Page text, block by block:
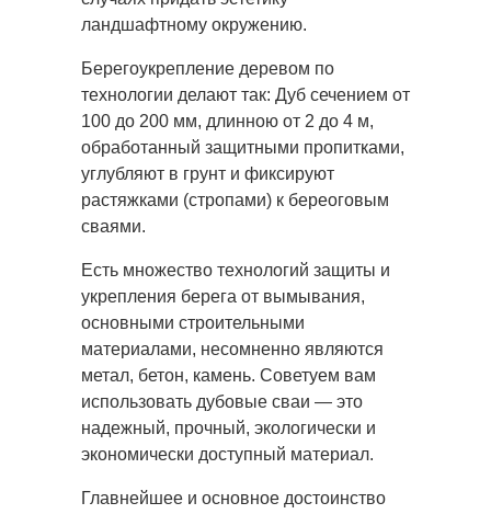
ландшафтному окружению.
Берегоукрепление деревом по
технологии делают так: Дуб сечением от
100 до 200 мм, длинною от 2 до 4 м,
обработанный защитными пропитками,
углубляют в грунт и фиксируют
растяжками (стропами) к береоговым
сваями.
Есть множество технологий защиты и
укрепления берега от вымывания,
основными строительными
материалами, несомненно являются
метал, бетон, камень. Советуем вам
использовать дубовые сваи — это
надежный, прочный, экологически и
экономически доступный материал.
Главнейшее и основное достоинство